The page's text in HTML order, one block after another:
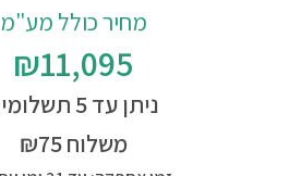
מחיר כולל מע"מ
₪11,095
ניתן עד 5 תשלומים
משלוח ₪75